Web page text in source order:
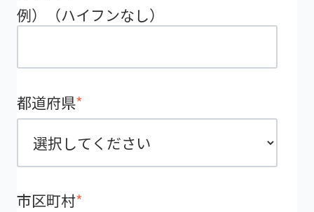
例）（ハイフンなし）
都道府県*
市区町村*